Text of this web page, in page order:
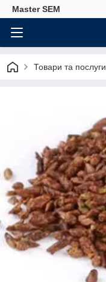
Master SEM
Товари та послуги